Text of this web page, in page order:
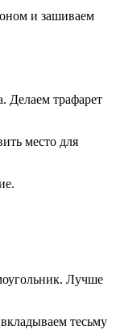
и зашиваем
Делаем трафарет
место для
Лучше
тесьму